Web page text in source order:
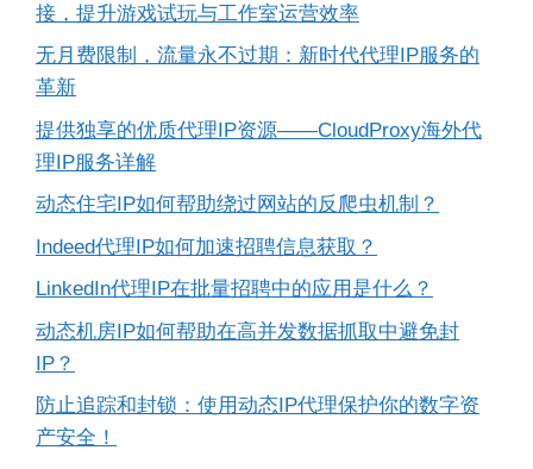
接，提升游戏试玩与工作室运营效率
无月费限制，流量永不过期：新时代代理IP服务的
革新
提供独享的优质代理IP资源——CloudProxy海外代
理IP服务详解
动态住宅IP如何帮助绕过网站的反爬虫机制？
Indeed代理IP如何加速招聘信息获取？
LinkedIn代理IP在批量招聘中的应用是什么？
动态机房IP如何帮助在高并发数据抓取中避免封
IP？
防止追踪和封锁：使用动态IP代理保护你的数字资
产安全！